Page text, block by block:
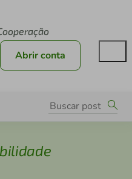
Abrir conta